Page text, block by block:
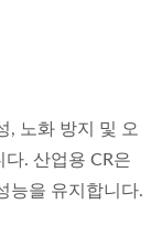
, 노화 방지 및 오
. 산업용 CR은
능을 유지합니다.